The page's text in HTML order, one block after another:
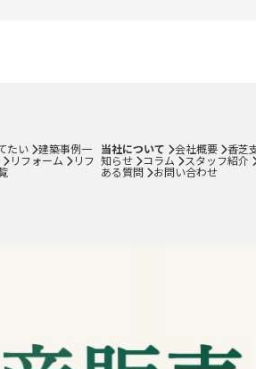
スタッフ
たい 建築事例一
リフォーム リフ
当社について 会社概要 香芝
知らせ コラム スタッフ紹介
ある質問 お問い合わせ